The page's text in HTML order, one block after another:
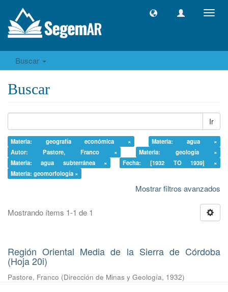
Buscar
Buscar
Ir
Materia: geografía económica ×
Materia: agua ×
Autor: Pastore, Franco ×
Materia: geología ×
Materia: agua subterránea ×
Fecha: [1932 TO 1939] ×
Materia: geomorfología ×
Mostrar filtros avanzados
Mostrando ítems 1-1 de 1
Región Oriental Media de la Sierra de Córdoba
(Hoja 20i)
Pastore, Franco (Dirección de Minas y Geología, 1932)